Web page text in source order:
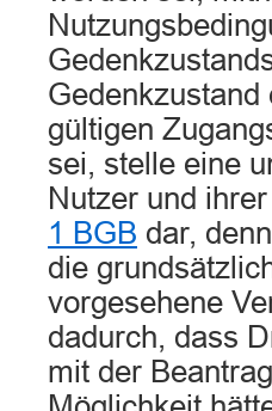
gültigen
sei, stelle eine
Nutzer und
1 BGB dar,
die
vorgesehene
dadurch, dass
mit der